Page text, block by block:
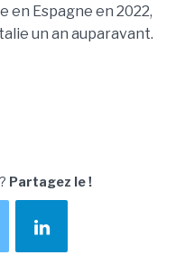
en Espagne en 2022,
un an auparavant.
Partagez le !